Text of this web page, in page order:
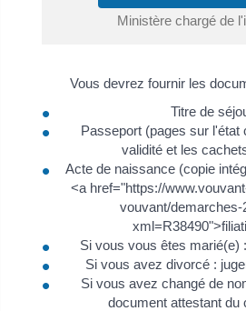
Ministère chargé de
Vous devrez fournir les
Titre de
Passeport (pages sur l'état
validité et les
Acte de naissance (copie
<a href="https://
vouvant/demarches-
Si vous vous êtes marié(e)
Si vous avez divorcé :
Si vous avez changé de
document attestant du